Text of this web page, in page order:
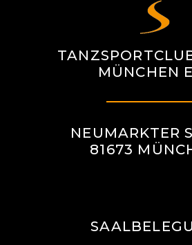
MÜNCHEN
NEUMARKTER
81673